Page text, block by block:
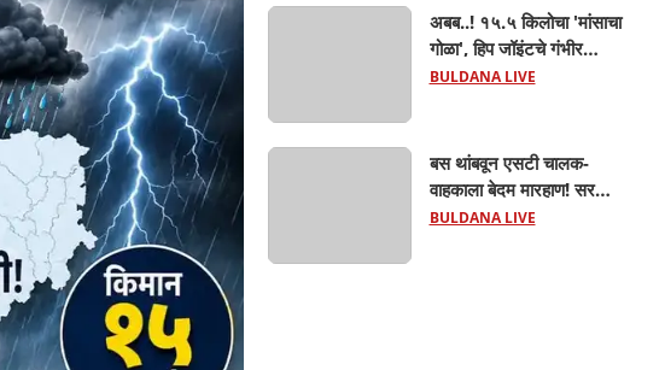
गेला तालुकाप्रमुख; पण ६
जणांना साडेआठ लाखांच्या
मुद्देमालासह पकडले.....
अबब..! १५.५ किलोचा 'मांसाचा
गोळा', हिप जॉइंटचे गंभीर
फ्रॅक्चर अन् मृत्यूशी झुंज...
BULDANA LIVE
बस थांबवून एसटी चालक-
वाहकाला बेदम मारहाण! सरकारी
कामात अडथळा; प्रवाशांसमोर
BULDANA LIVE